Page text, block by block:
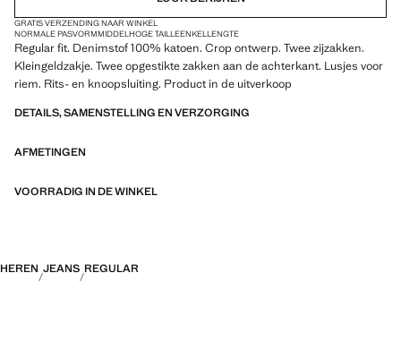
GRATIS VERZENDING NAAR WINKEL
NORMALE PASVORMMIDDELHOGE TAILLEENKELLENGTE
Regular fit. Denimstof 100% katoen. Crop ontwerp. Twee zijzakken.
Kleingeldzakje. Twee opgestikte zakken aan de achterkant. Lusjes voor
riem. Rits- en knoopsluiting. Product in de uitverkoop
DETAILS, SAMENSTELLING EN VERZORGING
AFMETINGEN
VOORRADIG IN DE WINKEL
HEREN JEANS REGULAR